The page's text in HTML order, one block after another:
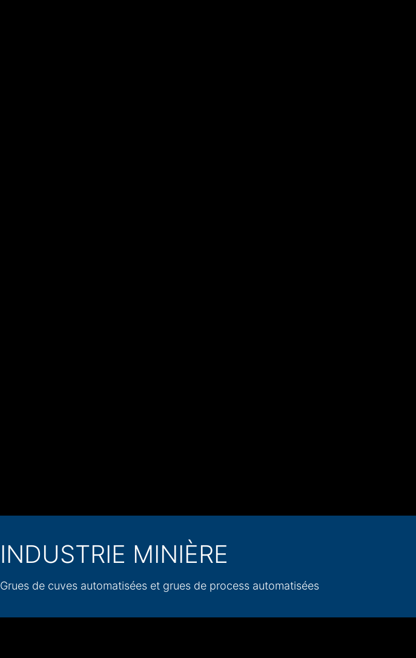
INDUSTRIE MINIÈRE
Grues de cuves automatisées et grues de process automatisées